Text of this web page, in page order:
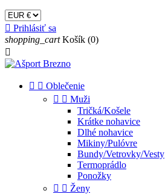
 Prihlásiť sa
shopping_cart Košík (0)

  Oblečenie
  Muži
Tričká/Košele
Krátke nohavice
Dlhé nohavice
Mikiny/Pulóvre
Bundy/Vetrovky/Vesty
Termoprádlo
Ponožky
  Ženy